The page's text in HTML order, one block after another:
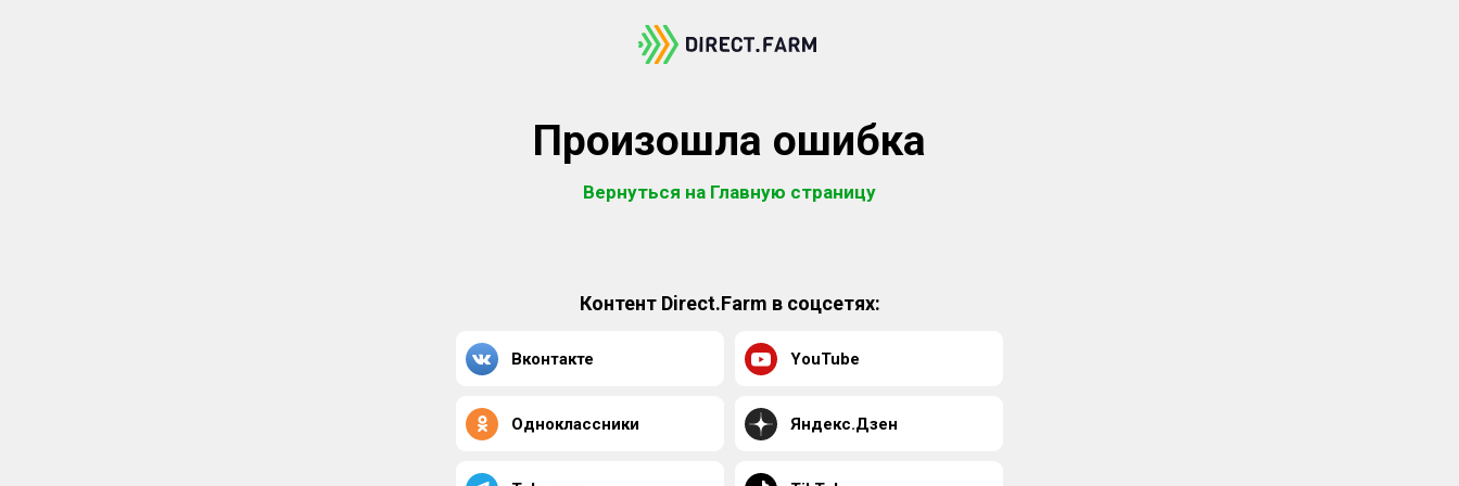
Произошла ошибка
Вернуться на Главную страницу
Контент Direct.Farm в соцсетях:
Вконтакте YouTube
Одноклассники Яндекс.Дзен